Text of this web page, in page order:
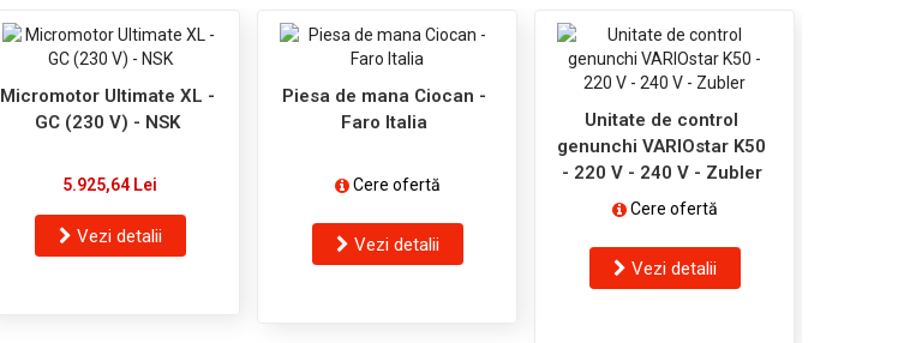
Micromotor Ultimate XL -
GC (230 V) - NSK
5.925,64 Lei
Vezi detalii
Piesa de mana Ciocan -
Faro Italia
Cere ofertă
Vezi detalii
Unitate de control
genunchi VARIOstar K50
- 220 V - 240 V - Zubler
Cere ofertă
Vezi detalii